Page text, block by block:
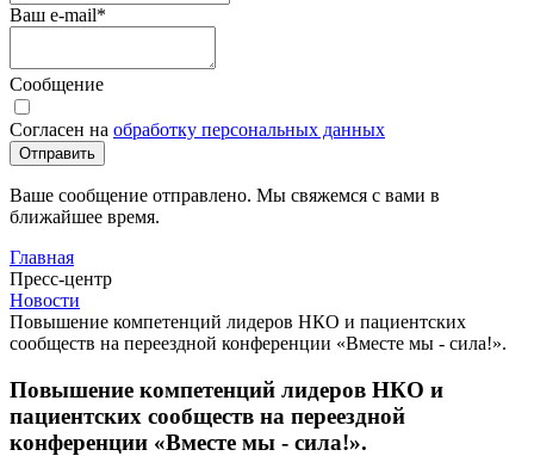
Ваш e-mail*
Сообщение
Согласен на обработку персональных данных
Отправить
Ваше сообщение отправлено. Мы свяжемся с вами в
ближайшее время.
Главная
Пресс-центр
Новости
Повышение компетенций лидеров НКО и пациентских
сообществ на переездной конференции «Вместе мы - сила!».
Повышение компетенций лидеров НКО и
пациентских сообществ на переездной
конференции «Вместе мы - сила!».